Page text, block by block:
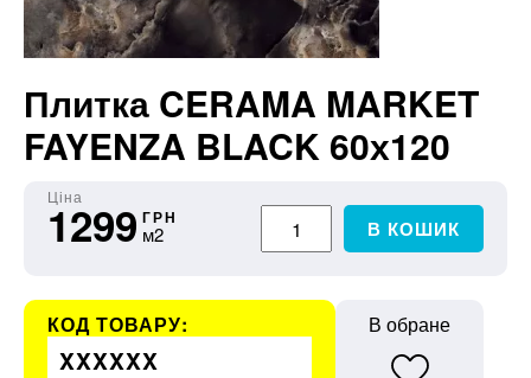
Плитка CERAMA MARKET
FAYENZA BLACK 60х120
Ціна
1299 ГРН
м2 В КОШИК
КОД ТОВАРУ:
XXXXXX
В обране